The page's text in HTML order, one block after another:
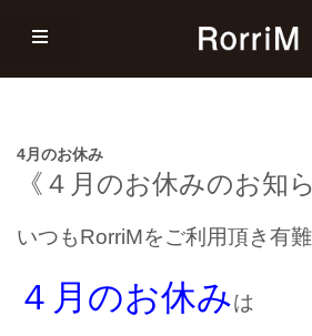
4月のお休み
《４ 月のお休みのお知ら
いつもRorriMをご利用頂き有難
４月のお休みは